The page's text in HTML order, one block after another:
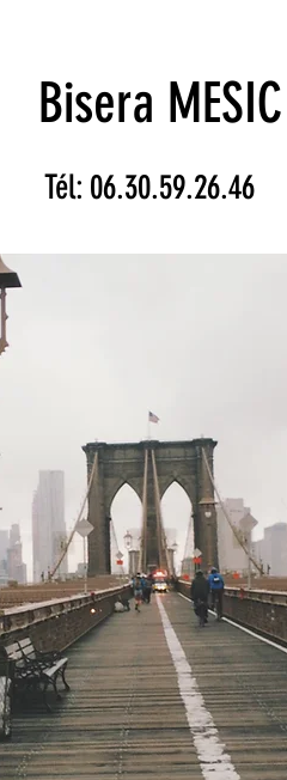
Bisera MESIC
Tél: 06.30.59.26.46